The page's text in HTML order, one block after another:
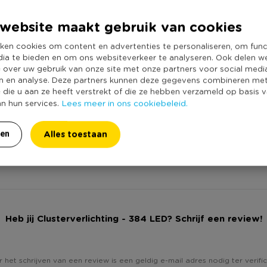
maakt gebruik van cookies
cookies om content en advertenties te personaliseren, om
te bieden en om ons websiteverkeer te analyseren. Ook delen
uw gebruik van onze site met onze partners voor social
en analyse. Deze partners kunnen deze gegevens combineren
u aan ze heeft verstrekt of die ze hebben verzameld op basis
hun services. Lees meer in ons cookiebeleid.
Alles toestaan
een handomdraai een
De snoer is ongeveer 2.4
naam al doet vermoeden zitten
het extra veel lampjes zijn.
verpakking
Materiaal
Lichtkleur
Productlengte
Heb jij Clusterverlichting - 384 LED? Schrijf een review!
het schrijven van een review is een geldig e-mail adres nodig ter